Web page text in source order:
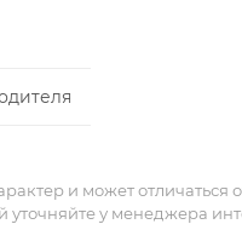
и может отличаться
у менеджера